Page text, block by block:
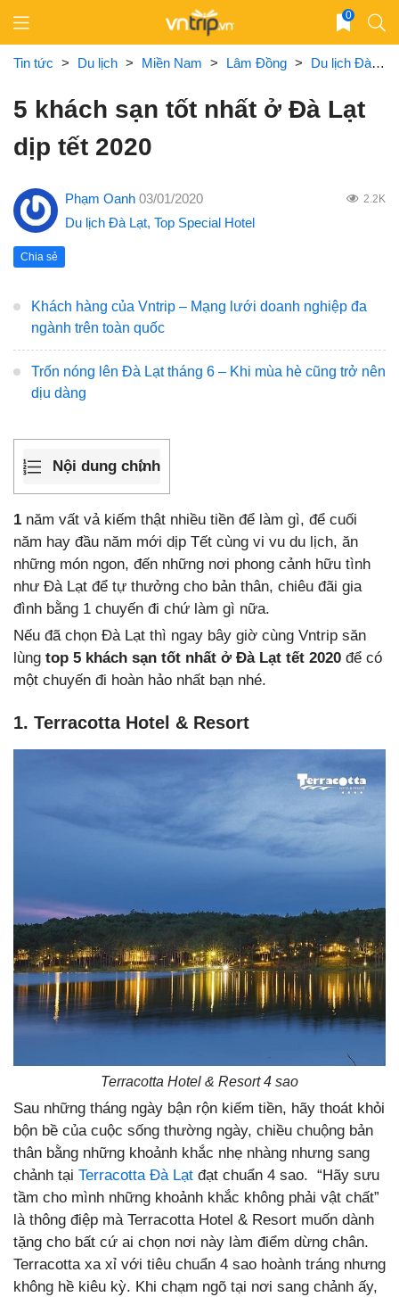
content
0
Tin tức > Du lịch > Miền Nam > Lâm Đồng > Du lịch Đà Lạt
5 khách sạn tốt nhất ở Đà Lạt
dịp tết 2020
Phạm Oanh 03/01/2020 2.2K
Du lịch Đà Lạt, Top Special Hotel
Chia sẻ
Khách hàng của Vntrip – Mạng lưới doanh nghiệp đa
ngành trên toàn quốc
Trốn nóng lên Đà Lạt tháng 6 – Khi mùa hè cũng trở nên
dịu dàng
Nội dung chính
1 năm vất vả kiếm thật nhiều tiền để làm gì, để cuối
năm hay đầu năm mới dịp Tết cùng vi vu du lịch, ăn
những món ngon, đến những nơi phong cảnh hữu tình
như Đà Lạt để tự thưởng cho bản thân, chiêu đãi gia
đình bằng 1 chuyến đi chứ làm gì nữa.
Nếu đã chọn Đà Lạt thì ngay bây giờ cùng Vntrip săn
lùng top 5 khách sạn tốt nhất ở Đà Lạt tết 2020 để có
một chuyến đi hoàn hảo nhất bạn nhé.
1. Terracotta Hotel & Resort
Terracotta Hotel & Resort 4 sao
Sau những tháng ngày bận rộn kiếm tiền, hãy thoát khỏi
bộn bề của cuộc sống thường ngày, chiều chuộng bản
thân bằng những khoảnh khắc nhẹ nhàng nhưng sang
chảnh tại Terracotta Đà Lạt đạt chuẩn 4 sao. “Hãy sưu
tầm cho mình những khoảnh khắc không phải vật chất”
là thông điệp mà Terracotta Hotel & Resort muốn dành
tặng cho bất cứ ai chọn nơi này làm điểm dừng chân.
Terracotta xa xỉ với tiêu chuẩn 4 sao hoành tráng nhưng
không hề kiêu kỳ. Khi chạm ngõ tại nơi sang chảnh ấy,